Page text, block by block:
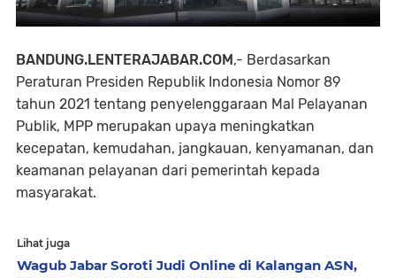
BANDUNG.LENTERAJABAR.COM ,- Berdasarkan
Peraturan Presiden Republik Indonesia Nomor 89
tahun 2021 tentang penyelenggaraan Mal Pelayanan
Publik, MPP merupakan upaya meningkatkan
kecepatan, kemudahan, jangkauan, kenyamanan, dan
keamanan pelayanan dari pemerintah kepada
masyarakat.
Lihat juga
Wagub Jabar Soroti Judi Online di Kalangan ASN,